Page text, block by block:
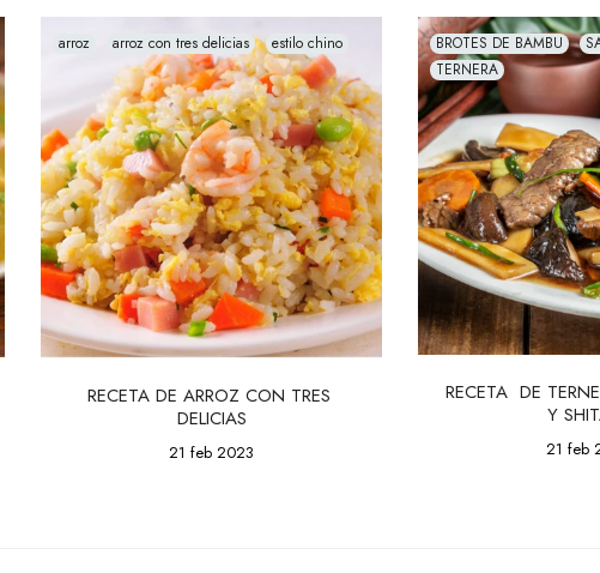
arroz arroz con tres delicias estilo chino
RECETA DE ARROZ CON TRES
DELICIAS
21 feb 2023
BROTES DE BAMBU
TERNERA
RECETA  DE
Y
21 feb